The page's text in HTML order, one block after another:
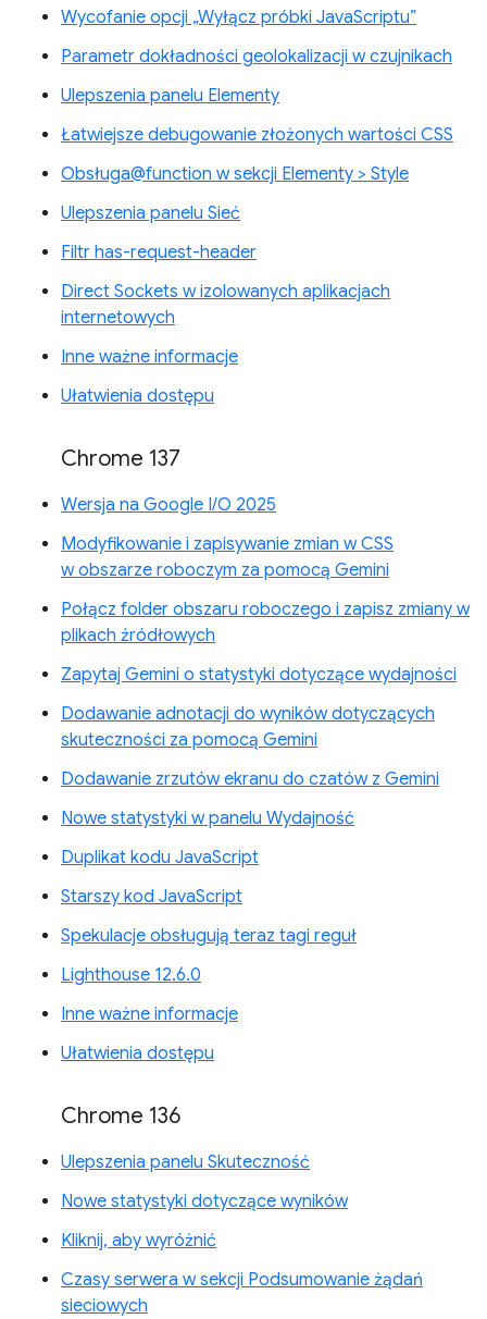
Wycofanie opcji „Wyłącz próbki JavaScriptu”
Parametr dokładności geolokalizacji w czujnikach
Ulepszenia panelu Elementy
Łatwiejsze debugowanie złożonych wartości CSS
Obsługa@function w sekcji Elementy > Style
Ulepszenia panelu Sieć
Filtr has-request-header
Direct Sockets w izolowanych aplikacjach
internetowych
Inne ważne informacje
Ułatwienia dostępu
Chrome 137
Wersja na Google I/O 2025
Modyfikowanie i zapisywanie zmian w CSS
w obszarze roboczym za pomocą Gemini
Połącz folder obszaru roboczego i zapisz zmiany w
plikach źródłowych
Zapytaj Gemini o statystyki dotyczące wydajności
Dodawanie adnotacji do wyników dotyczących
skuteczności za pomocą Gemini
Dodawanie zrzutów ekranu do czatów z Gemini
Nowe statystyki w panelu Wydajność
Duplikat kodu JavaScript
Starszy kod JavaScript
Spekulacje obsługują teraz tagi reguł
Lighthouse 12.6.0
Inne ważne informacje
Ułatwienia dostępu
Chrome 136
Ulepszenia panelu Skuteczność
Nowe statystyki dotyczące wyników
Kliknij, aby wyróżnić
Czasy serwera w sekcji Podsumowanie żądań
sieciowych